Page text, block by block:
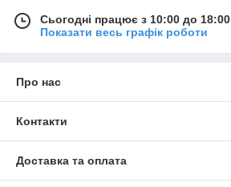
Сьогодні працює з 10:00 до 18:00
Показати весь графік роботи
Про нас
Контакти
Доставка та оплата